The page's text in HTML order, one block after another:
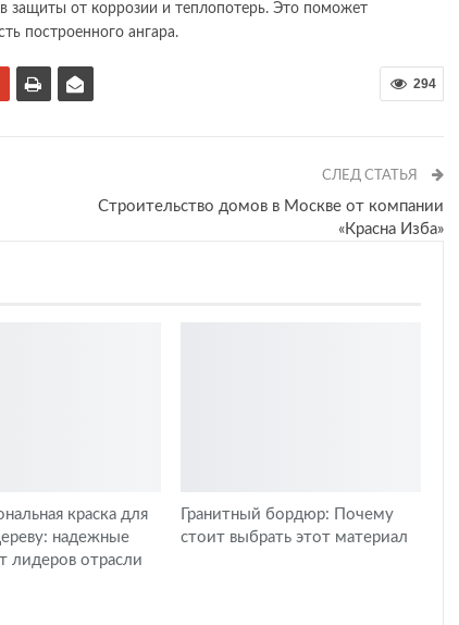
защиты от коррозии и теплопотерь. Это поможет
построенного ангара.
294
СЛЕД СТАТЬЯ
Строительство домов в Москве от компании
«Красна Изба»
краска для
надежные
лидеров отрасли
Гранитный бордюр: Почему
стоит выбрать этот материал